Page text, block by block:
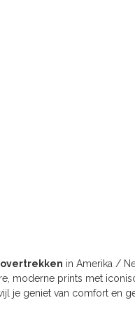
in Amerika /
moderne prints met
je geniet van comfort en